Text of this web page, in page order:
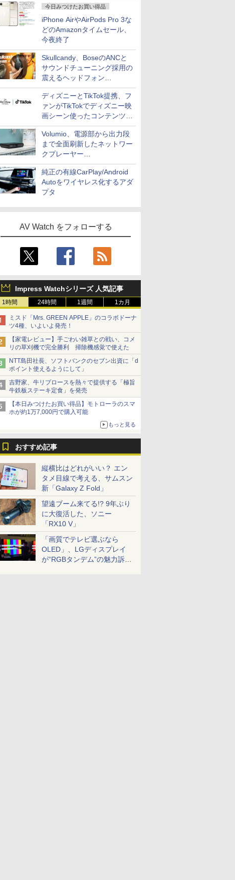
今日みつけたお買い得品
iPhone AirやAirPods Pro 3な
どのAmazonタイムセール、
今夜終了
Skullcandy、BoseのANCと
サウンドチューニング採用の
震えるヘッドフォン
「Crusher 1080 ANC」
ディズニーとTikTok提携、フ
ァンがTikTokでディズニー映
画シーン使ったコンテンツ制
作、Disney+にも配信
Volumio、電源部から出力段
まで全面刷新したネットワー
クプレーヤー
「Primo（2026）」
純正の有線CarPlay/Android
Autoをワイヤレス化するアダ
プタ
AV Watch をフォローする
Impress Watchシリーズ 人気記事
1時間 24時間 1週間 1カ月
ミスド「Mrs. GREEN APPLE」のコラボドーナ
ツ4種、いよいよ発売！
【家電レビュー】手ごわい雑草との戦い、コメ
リの草刈機で完全勝利 掃除機感覚で使えた
NTT島田社長、ソフトバンクのセブン出資に「d
ポイント使えるようにして」
吉野家、牛リブロースを熱々で提供する「極旨
牛鉄板ステーキ定食」を発売
【本日みつけたお買い得品】モトローラのスマ
ホが約1万7,000円で購入可能
もっと見る
おすすめ記事
縦横比はどれがいい？ エン
タメ目線で考える、サムスン
新「Galaxy Z Fold」
望遠ブーム来てる!? 9年ぶり
に大復活した、ソニー
「RX10 V」
「画質でテレビ選ぶなら
OLED」、LGディスプレイ
が“RGBタンデム”の魅力訴